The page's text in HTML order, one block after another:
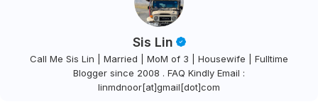
Sis Lin
Call Me Sis Lin | Married | MoM of 3 | Housewife | Fulltime
Blogger since 2008 . FAQ Kindly Email :
linmdnoor[at]gmail[dot]com